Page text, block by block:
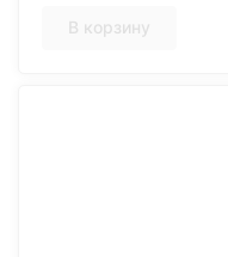
В корзину